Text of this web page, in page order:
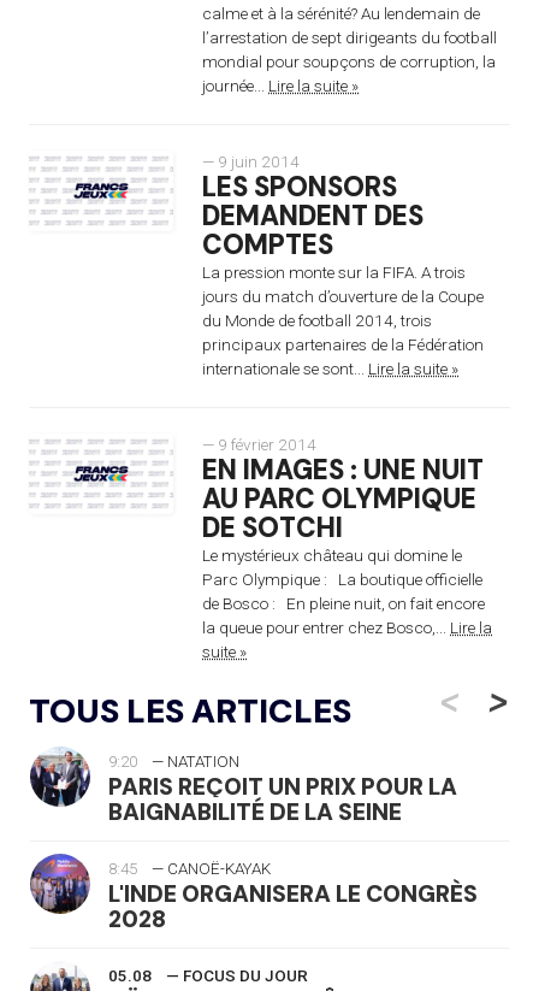
calme et à la sérénité? Au lendemain de
l’arrestation de sept dirigeants du football
mondial pour soupçons de corruption, la
journée... Lire la suite »
— 9 juin 2014
LES SPONSORS
DEMANDENT DES
COMPTES
La pression monte sur la FIFA. A trois
jours du match d’ouverture de la Coupe
du Monde de football 2014, trois
principaux partenaires de la Fédération
internationale se sont... Lire la suite »
— 9 février 2014
EN IMAGES : UNE NUIT
AU PARC OLYMPIQUE
DE SOTCHI
Le mystérieux château qui domine le
Parc Olympique : La boutique officielle
de Bosco : En pleine nuit, on fait encore
la queue pour entrer chez Bosco,... Lire la
suite »
TOUS LES ARTICLES <
9:20 — NATATION
PARIS REÇOIT UN PRIX POUR LA
BAIGNABILITÉ DE LA SEINE
8:45 — CANOË-KAYAK
L'INDE ORGANISERA LE CONGRÈS
2028
05.08 — FOCUS DU JOUR
>